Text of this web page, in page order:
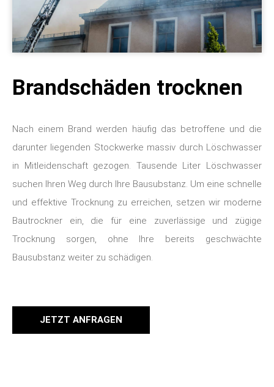
Brandschäden trocknen
Nach einem Brand werden häufig das betroffene und die
darunter liegenden Stockwerke massiv durch Löschwasser
in Mitleidenschaft gezogen. Tausende Liter Löschwasser
suchen Ihren Weg durch Ihre Bausubstanz. Um eine schnelle
und effektive Trocknung zu erreichen, setzen wir moderne
Bautrockner ein, die für eine zuverlässige und zügige
Trocknung sorgen, ohne Ihre bereits geschwächte
Bausubstanz weiter zu schädigen.
JETZT ANFRAGEN